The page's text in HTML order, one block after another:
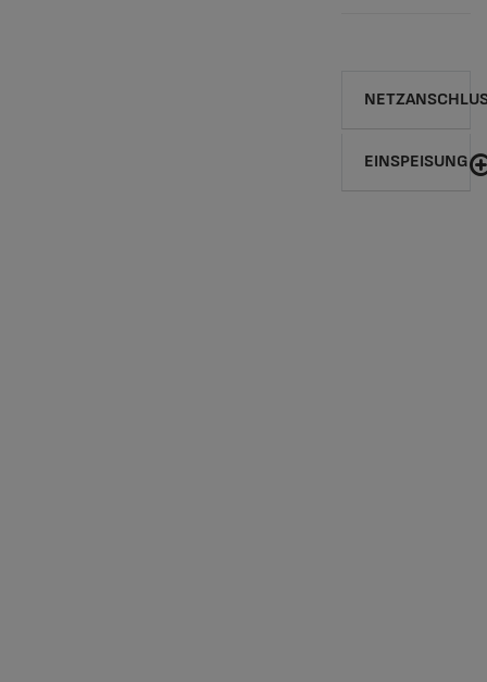
EINSPEISUNG